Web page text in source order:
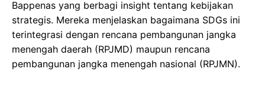
Bappenas yang berbagi insight tentang kebijakan
strategis. Mereka menjelaskan bagaimana SDGs ini
terintegrasi dengan rencana pembangunan jangka
menengah daerah (RPJMD) maupun rencana
pembangunan jangka menengah nasional (RPJMN).